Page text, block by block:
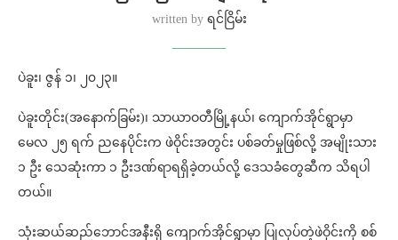
written by ရင်ငြိမ်း
ပဲခူး၊ ဇွန် ၁၊ ၂၀၂၃။
ပဲခူးတိုင်း(အနောက်ခြမ်း)၊ သာယာဝတီမြို့နယ်၊ ကျောက်အိုင်ရွာမှာ
မေလ ၂၅ ရက် ညနေပိုင်းက ဖဲဝိုင်းအတွင်း ပစ်ခတ်မှုဖြစ်လို့ အမျိုးသား
၁ ဦး သေဆုံးကာ ၁ ဦးဒဏ်ရာရရှိခဲ့တယ်လို့ ဒေသခံတွေဆီက သိရပါ
တယ်။
သုံးဆယ်ဆည်ဘောင်အနီးရှိ ကျောက်အိုင်ရွာမှာ ပြုလုပ်တဲ့ဖဲဝိုင်းကို စစ်